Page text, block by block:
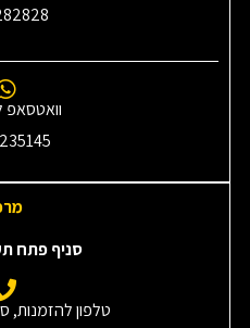
וואטסאפ
סניף פתח
טלפון להזמנות,